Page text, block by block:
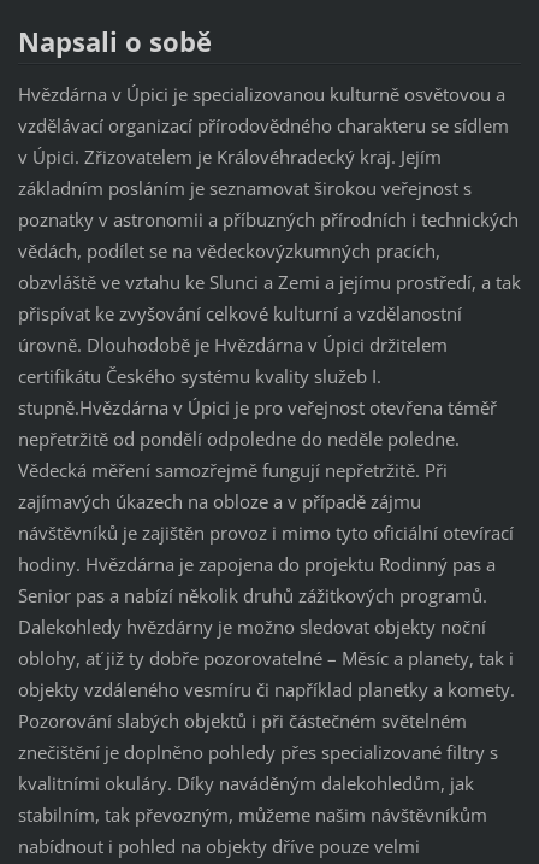
Napsali o sobě
Hvězdárna v Úpici je specializovanou kulturně osvětovou a
vzdělávací organizací přírodovědného charakteru se sídlem
v Úpici. Zřizovatelem je Královéhradecký kraj. Jejím
základním posláním je seznamovat širokou veřejnost s
poznatky v astronomii a příbuzných přírodních i technických
vědách, podílet se na vědeckovýzkumných pracích,
obzvláště ve vztahu ke Slunci a Zemi a jejímu prostředí, a tak
přispívat ke zvyšování celkové kulturní a vzdělanostní
úrovně. Dlouhodobě je Hvězdárna v Úpici držitelem
certifikátu Českého systému kvality služeb I.
stupně.Hvězdárna v Úpici je pro veřejnost otevřena téměř
nepřetržitě od pondělí odpoledne do neděle poledne.
Vědecká měření samozřejmě fungují nepřetržitě. Při
zajímavých úkazech na obloze a v případě zájmu
návštěvníků je zajištěn provoz i mimo tyto oficiální otevírací
hodiny. Hvězdárna je zapojena do projektu Rodinný pas a
Senior pas a nabízí několik druhů zážitkových programů.
Dalekohledy hvězdárny je možno sledovat objekty noční
oblohy, ať již ty dobře pozorovatelné – Měsíc a planety, tak i
objekty vzdáleného vesmíru či například planetky a komety.
Pozorování slabých objektů i při částečném světelném
znečištění je doplněno pohledy přes specializované filtry s
kvalitními okuláry. Díky naváděným dalekohledům, jak
stabilním, tak převozným, můžeme našim návštěvníkům
nabídnout i pohled na objekty dříve pouze velmi